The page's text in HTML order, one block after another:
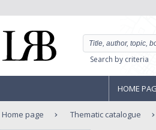
Search by criteria
HOME
Home page Thematic catalogue